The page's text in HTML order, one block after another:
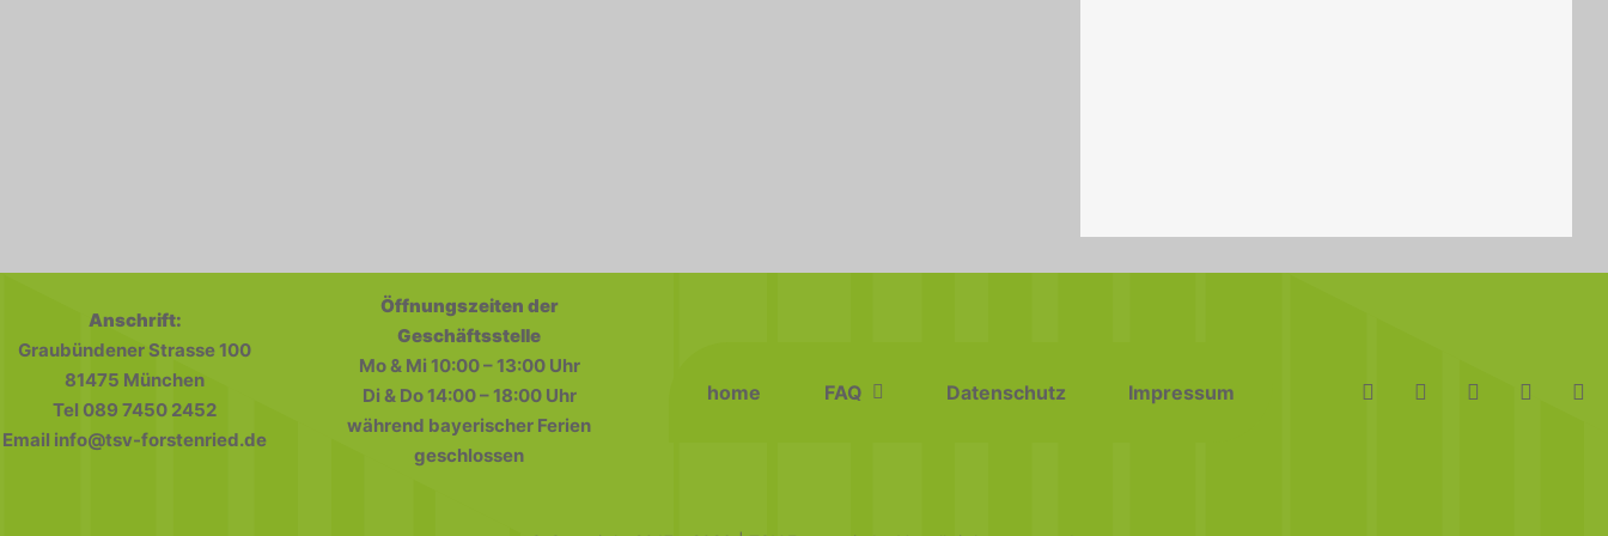
Anschrift:
Graubündener Strasse 100
81475 München
Tel 089 7450 2452
Email info@tsv-forstenried.de
Öffnungszeiten der
Geschäftsstelle
Mo & Mi 10:00 – 13:00 Uhr
Di & Do 14:00 – 18:00 Uhr
während bayerischer Ferien
geschlossen
home FAQ Datenschutz Impressum